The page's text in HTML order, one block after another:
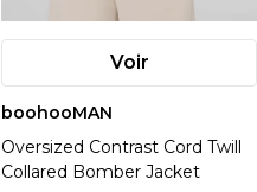
Voir
boohooMAN
Oversized Contrast Cord Twill
Collared Bomber Jacket